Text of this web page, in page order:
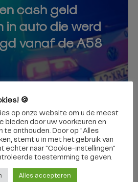
cash geld
in auto die werd
vanaf de A58
dit zijn de
🍪
op onze website om u de meest
bieden door uw voorkeuren en
te onthouden. Door op "Alles
stemt u in met het gebruik van
echter naar "Cookie-instellingen"
toestemming te geven.
Alles accepteren